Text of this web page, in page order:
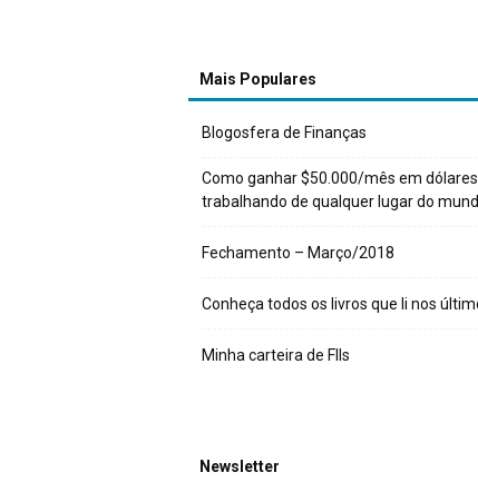
Mais Populares
Blogosfera de Finanças
Como ganhar $50.000/mês em dólares
trabalhando de qualquer lugar do
Fechamento – Março/2018
Conheça todos os livros que li nos
Minha carteira de FIIs
Newsletter